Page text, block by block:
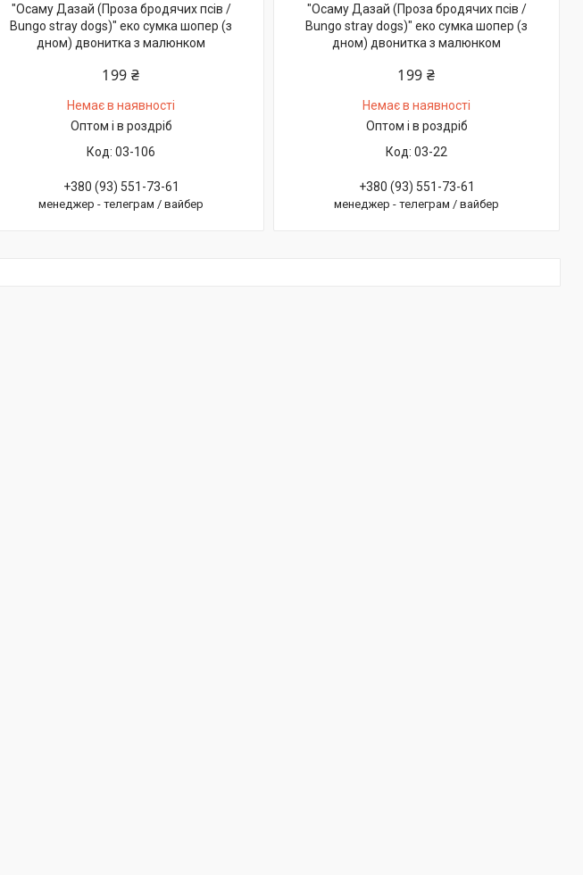
"Осаму Дазай (Проза бродячих псів /
Bungo stray dogs)" еко сумка шопер (з
дном) двонитка з малюнком
199 ₴
Немає в наявності
Оптом і в роздріб
03-106
+380 (93) 551-73-61
менеджер - телеграм / вайбер
"Осаму Дазай (Проза бродячих псів /
Bungo stray dogs)" еко сумка шопер (з
дном) двонитка з малюнком
199 ₴
Немає в наявності
Оптом і в роздріб
03-22
+380 (93) 551-73-61
менеджер - телеграм / вайбер